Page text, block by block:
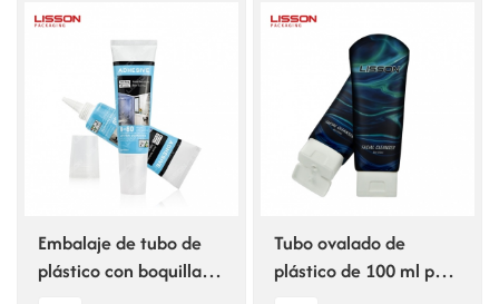
Embalaje de tubo de
plástico con boquilla
Tubo ovalado de
plástico de 100 ml para